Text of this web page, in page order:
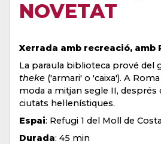
NOVETAT
Xerrada amb recreació, amb
La paraula biblioteca prové del
theke ('armari' o 'caixa'). A
moda a mitjan segle II, després
ciutats hel·lenístiques.
Espai: Refugi 1 del Moll de
Durada: 45 min